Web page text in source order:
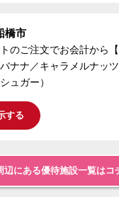
橋市
のご注文でお会計から
ナナ／キャラメルナッ
ュガー）
する
辺にある優待施設一覧はコ